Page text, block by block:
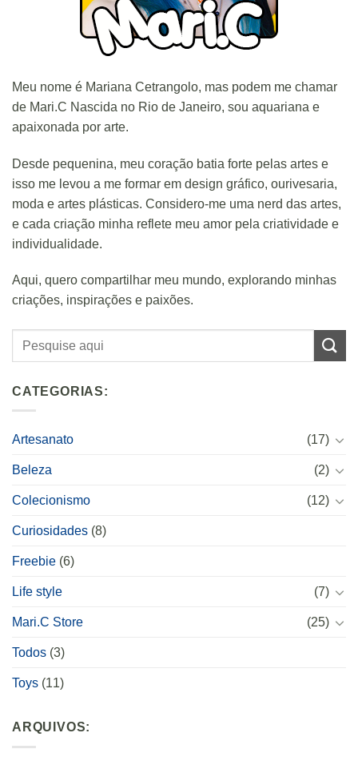
Meu nome é Mariana Cetrangolo, mas podem me chamar
de Mari.C Nascida no Rio de Janeiro, sou aquariana e
apaixonada por arte.
Desde pequenina, meu coração batia forte pelas artes e
isso me levou a me formar em design gráfico, ourivesaria,
moda e artes plásticas. Considero-me uma nerd das artes,
e cada criação minha reflete meu amor pela criatividade e
individualidade.
Aqui, quero compartilhar meu mundo, explorando minhas
criações, inspirações e paixões.
CATEGORIAS:
Artesanato (17)
Beleza (2)
Colecionismo (12)
Curiosidades (8)
Freebie (6)
Life style (7)
Mari.C Store (25)
Todos (3)
Toys (11)
ARQUIVOS: